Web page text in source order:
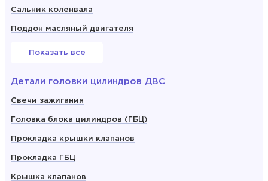
Сальник коленвала
Поддон масляный двигателя
Показать все
Детали головки цилиндров ДВС
Свечи зажигания
Головка блока цилиндров (ГБЦ)
Прокладка крышки клапанов
Прокладка ГБЦ
Крышка клапанов